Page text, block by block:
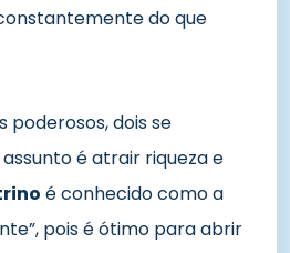
do que
poderosos, dois se
é atrair riqueza e
é conhecido como a
pois é ótimo para abrir